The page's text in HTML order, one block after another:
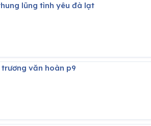
lũng tình yêu đà lạt
trương văn hoàn p9